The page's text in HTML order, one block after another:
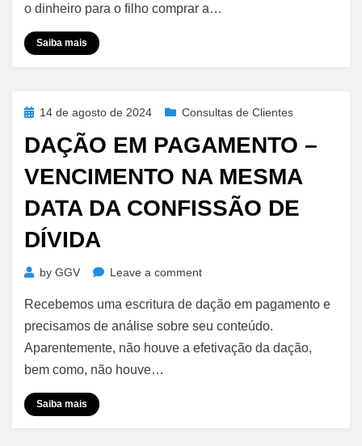
Bipartida
o dinheiro para o filho comprar a…
Saiba mais
Posted14 de agosto de 2024 Consultas de Clientes
DAÇÃO EM PAGAMENTO –
VENCIMENTO NA MESMA
DATA DA CONFISSÃO DE
DÍVIDA
by GGV Leave a commenton
em
Pagamento
–
Recebemos uma escritura de dação em pagamento e
precisamos de análise sobre seu conteúdo.
Aparentemente, não houve a efetivação da dação,
bem como, não houve…
Saiba mais